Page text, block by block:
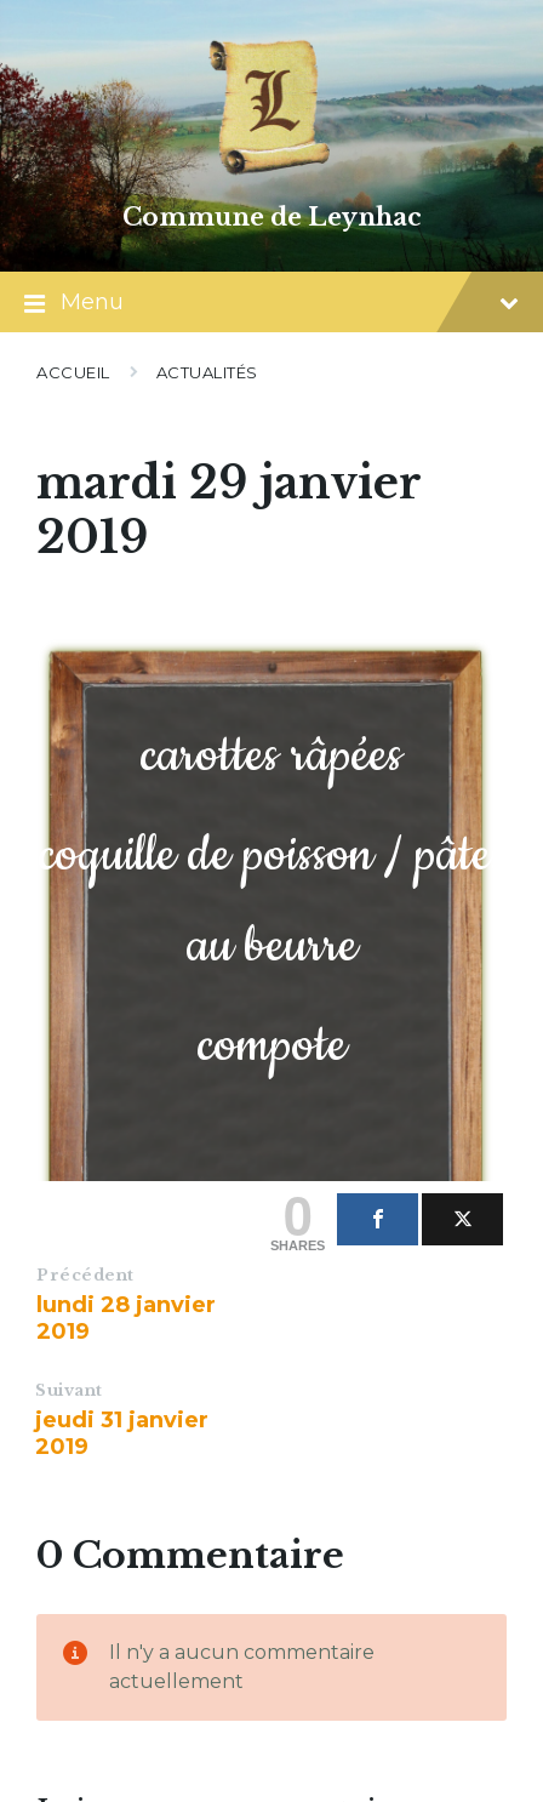
content
main
navigation
footer
Commune de Leynhac
Menu
ACCUEIL ACTUALITÉS
mardi 29 janvier
2019
carottes râpées
coquille de poisson / pâtes
au beurre
compote
0
SHARES
Précédent
lundi 28 janvier
2019
Suivant
jeudi 31 janvier
2019
0 Commentaire
Il n'y a aucun commentaire
actuellement